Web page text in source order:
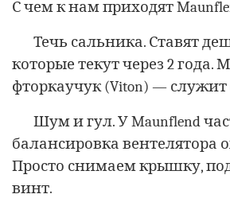
С чем к нам приходят
Течь сальника. Ставят
которые текут через 2 года.
фторкаучук (Viton) — служит
Шум и гул. У Maunflend
балансировка вентелятора
Просто снимаем крышку,
винт.